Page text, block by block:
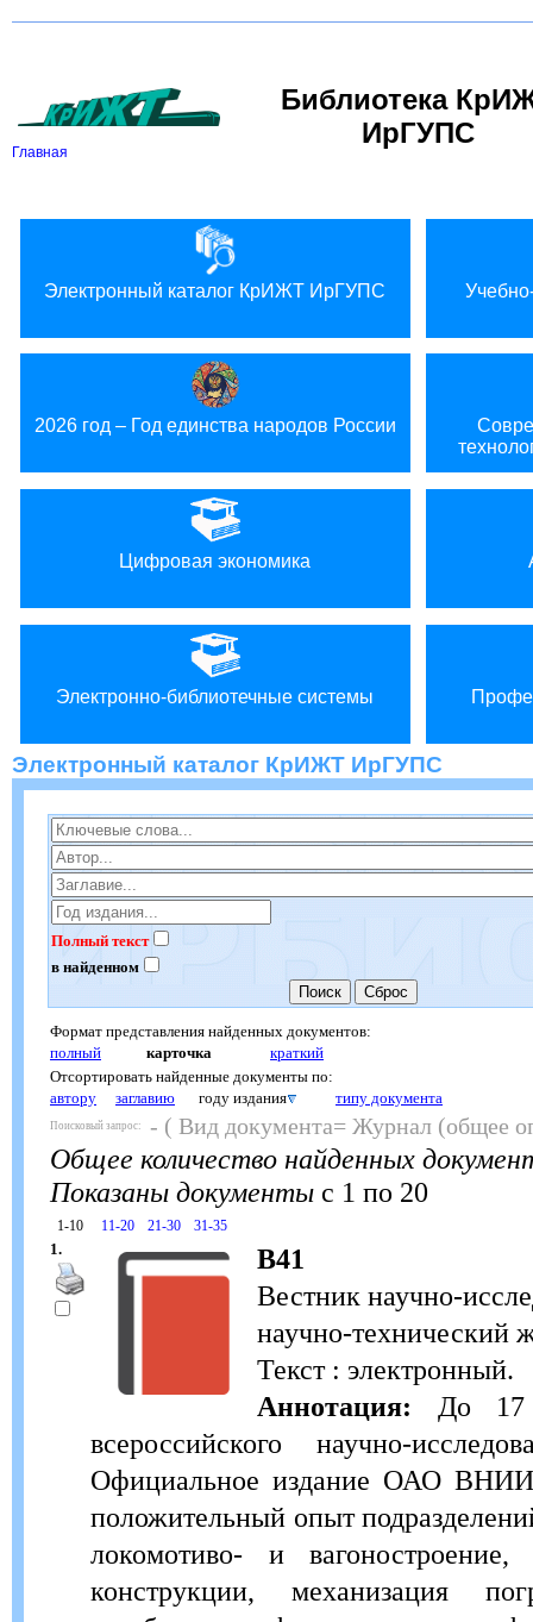
Версия для слабовидящих: Вкл Изображения:
Главная
Библиотека
ИрГУПС
Электронный каталог КрИЖТ ИрГУПС
2026 год – Год единства народов России
Цифровая экономика
Электронно-библиотечные системы
Электронный каталог КрИЖТ ИрГУПС
Полный текст
в найденном
Формат представления найденных документов:
полный
карточка
краткий
Отсортировать найденные документы по:
автору
заглавию году издания типу документа
Поисковый запрос: - ( Вид документа= Журнал (общее
Общее количество найденных
Показаны документы с 1 по 20
1-10 11-20 21-30 31-35
1.
В41
Вестник научно-
научно-технический
Текст : электронный.
Аннотация: До 17
всероссийского научно-
Официальное издание ОАО
положительный опыт
локомотиво- и
конструкции, механизация